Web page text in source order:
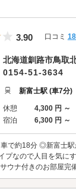
5つ星のうち3.5
3.90 口コミ
北海道釧路市鳥取
0154-51-3634
新富士駅 (車7分)
休憩 4,300 円 ～
宿泊
6,300 円 ～
で約18分 ◎新富士
なので人目を気に
ウナ付きのお部屋完